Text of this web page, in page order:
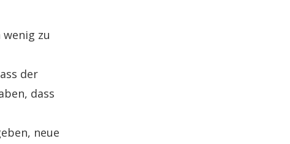
zu
der
dass
neue